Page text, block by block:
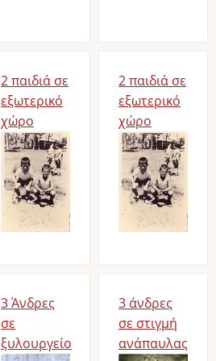
2 παιδιά σε
εξωτερικό
χώρο
Image
2 παιδιά σε
εξωτερικό
χώρο
Image
3 Άνδρες
σε
ξυλουργείο
3 άνδρες
σε στιγμή
ανάπαυλας